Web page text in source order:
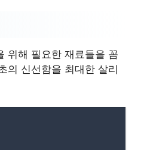
위해 필요한 재료들을 꼼
의 신선함을 최대한 살리